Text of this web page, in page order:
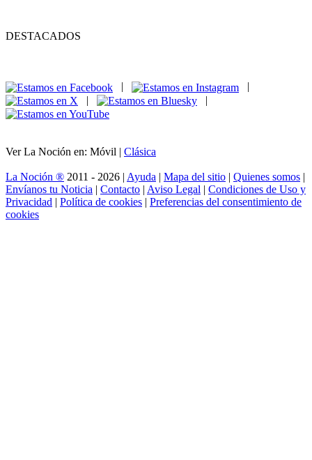
DESTACADOS
|
|
Ver La Noción en: Móvil | Clásica
La Noción ® 2011 - 2026 | Ayuda | Mapa del sitio | Quienes somos |
Envíanos tu Noticia | Contacto | Aviso Legal | Condiciones de Uso y
Privacidad | Política de cookies | Preferencias del consentimiento de
cookies